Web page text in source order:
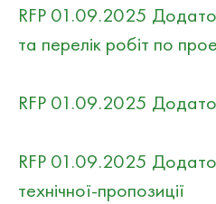
RFP 01.09.2025
та перелік робіт по
RFP 01.09.2025
RFP 01.09.2025
технічної-пропозиції